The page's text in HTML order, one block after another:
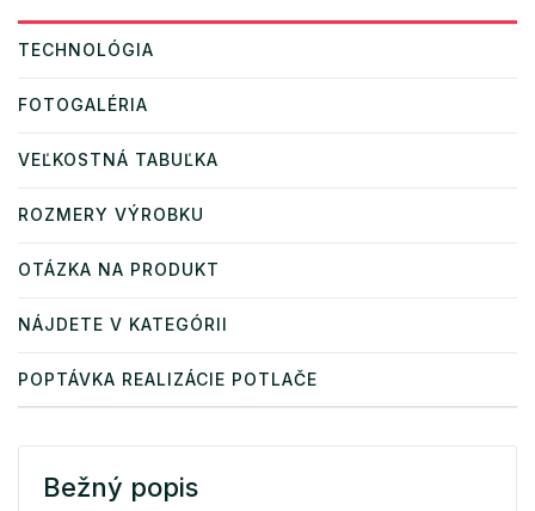
TECHNOLÓGIA
FOTOGALÉRIA
VEĽKOSTNÁ TABUĽKA
ROZMERY VÝROBKU
OTÁZKA NA PRODUKT
NÁJDETE V KATEGÓRII
POPTÁVKA REALIZÁCIE POTLAČE
Bežný popis